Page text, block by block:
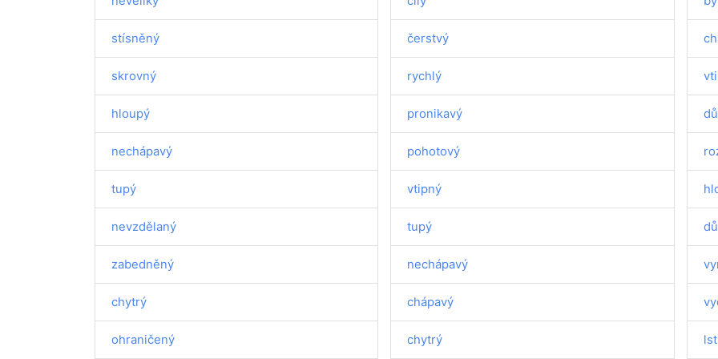
stísněný
skrovný
hloupý
nechápavý
tupý
nevzdělaný
zabedněný
chytrý
ohraničený
čerstvý
rychlý
pronikavý
pohotový
vtipný
tupý
nechápavý
chápavý
chytrý